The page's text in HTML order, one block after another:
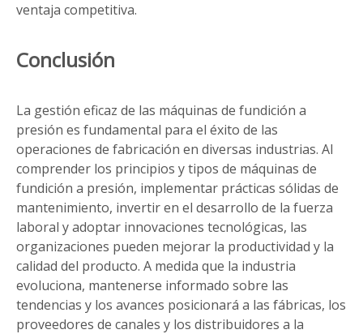
ventaja competitiva.
Conclusión
La gestión eficaz de las máquinas de fundición a
presión es fundamental para el éxito de las
operaciones de fabricación en diversas industrias. Al
comprender los principios y tipos de máquinas de
fundición a presión, implementar prácticas sólidas de
mantenimiento, invertir en el desarrollo de la fuerza
laboral y adoptar innovaciones tecnológicas, las
organizaciones pueden mejorar la productividad y la
calidad del producto. A medida que la industria
evoluciona, mantenerse informado sobre las
tendencias y los avances posicionará a las fábricas, los
proveedores de canales y los distribuidores a la